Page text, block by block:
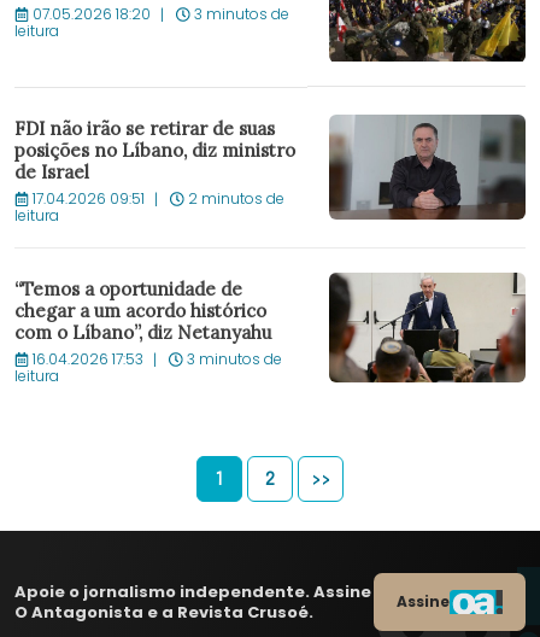
07.05.2026 18:20 3 minutos de
leitura
FDI não irão se retirar de suas
posições no Líbano, diz ministro
de Israel
17.04.2026 09:51 2 minutos de
leitura
“Temos a oportunidade de
chegar a um acordo histórico
com o Líbano”, diz Netanyahu
16.04.2026 17:53 3 minutos de
leitura
1 2 >>
Apoie o jornalismo independente. Assine
O Antagonista e a Revista Crusoé.
Assine